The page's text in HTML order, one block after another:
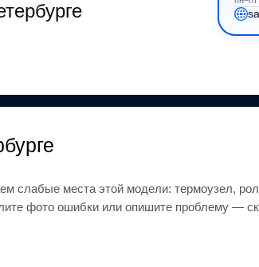
слабые места этой модели: термоузел,
фото ошибки или опишите проблему —